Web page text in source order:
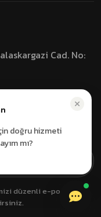
Cad. No:
düzenli e-posta ile
doğru hizmeti
mı?